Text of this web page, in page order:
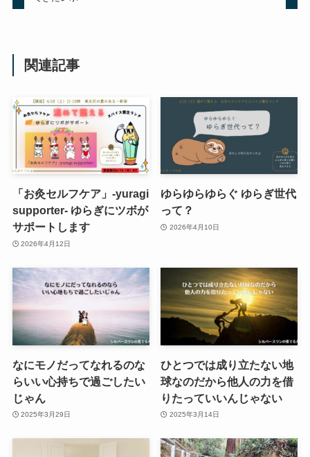
関連記事
「お灸セルフケア」-yuragi
supporter- ゆらぎにツボが
サポートします
2026年4月12日
ゆらゆらゆらぐ ゆらぎ世代
って？
2026年4月10日
なにモノだってなれるのな
らいい心持ちで過ごしたい
じゃん
2025年3月29日
ひとつでは成り立たない地
球なのだから他人の力を借
りたっていいんじゃない
2025年3月14日